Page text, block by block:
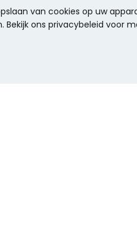
van cookies op uw
ons privacybeleid voor